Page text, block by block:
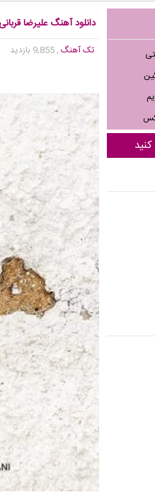
دانلود آهنگ علیرضا
تک آهنگ, 9,855 بازدید